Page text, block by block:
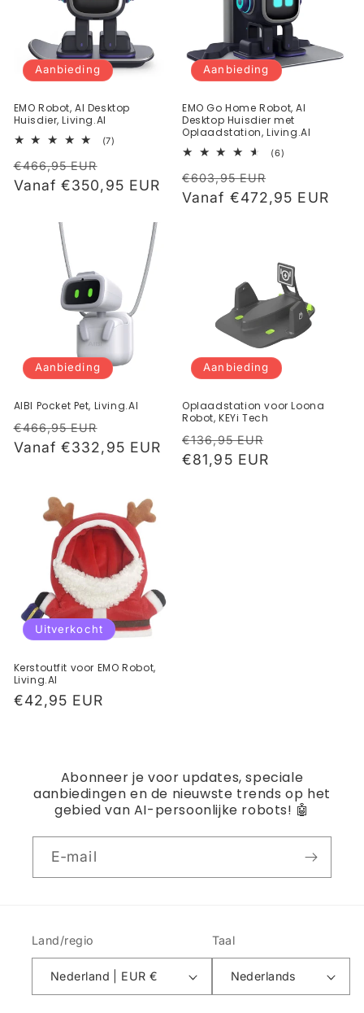
Aanbieding
EMO Robot, AI Desktop
Huisdier, Living.AI
(7)
Normale
prijs
€466,95 EUR
Vanaf €350,95 EUR
Aanbieding
EMO Go Home Robot, AI
Desktop Huisdier met
Oplaadstation, Living.AI
(6)
Normale
prijs
€603,95 EUR
Vanaf €472,95 EUR
Aanbieding
AIBI Pocket Pet, Living.AI
Normale
prijs
€466,95 EUR
Aanbiedingsprijs
Vanaf €332,95 EUR
Aanbieding
Oplaadstation voor Loona
Robot, KEYi Tech
Normale
prijs
€136,95 EUR
€81,95 EUR
Uitverkocht
Kerstoutfit voor EMO Robot,
Living.AI
Normale
€42,95 EUR
Abonneer je voor updates, speciale
aanbiedingen en de nieuwste trends op het
gebied van AI-persoonlijke robots! 🤖
E‑mail
Land/regio
Nederland | EUR €
Taal
Nederlands